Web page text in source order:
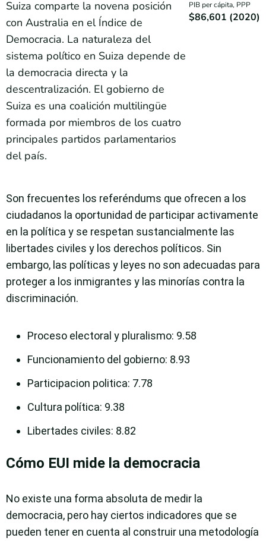
Suiza comparte la novena posición
con Australia en el Índice de
Democracia. La naturaleza del
sistema político en Suiza depende de
la democracia directa y la
descentralización. El gobierno de
Suiza es una coalición multilingüe
formada por miembros de los cuatro
principales partidos parlamentarios
del país.
PIB per cápita, PPP
$86,601 (2020)
Son frecuentes los referéndums que ofrecen a los
ciudadanos la oportunidad de participar activamente
en la política y se respetan sustancialmente las
libertades civiles y los derechos políticos. Sin
embargo, las políticas y leyes no son adecuadas para
proteger a los inmigrantes y las minorías contra la
discriminación.
Proceso electoral y pluralismo: 9.58
Funcionamiento del gobierno: 8.93
Participacion politica: 7.78
Cultura política: 9.38
Libertades civiles: 8.82
Cómo EUI mide la democracia
No existe una forma absoluta de medir la
democracia, pero hay ciertos indicadores que se
pueden tener en cuenta al construir una metodología